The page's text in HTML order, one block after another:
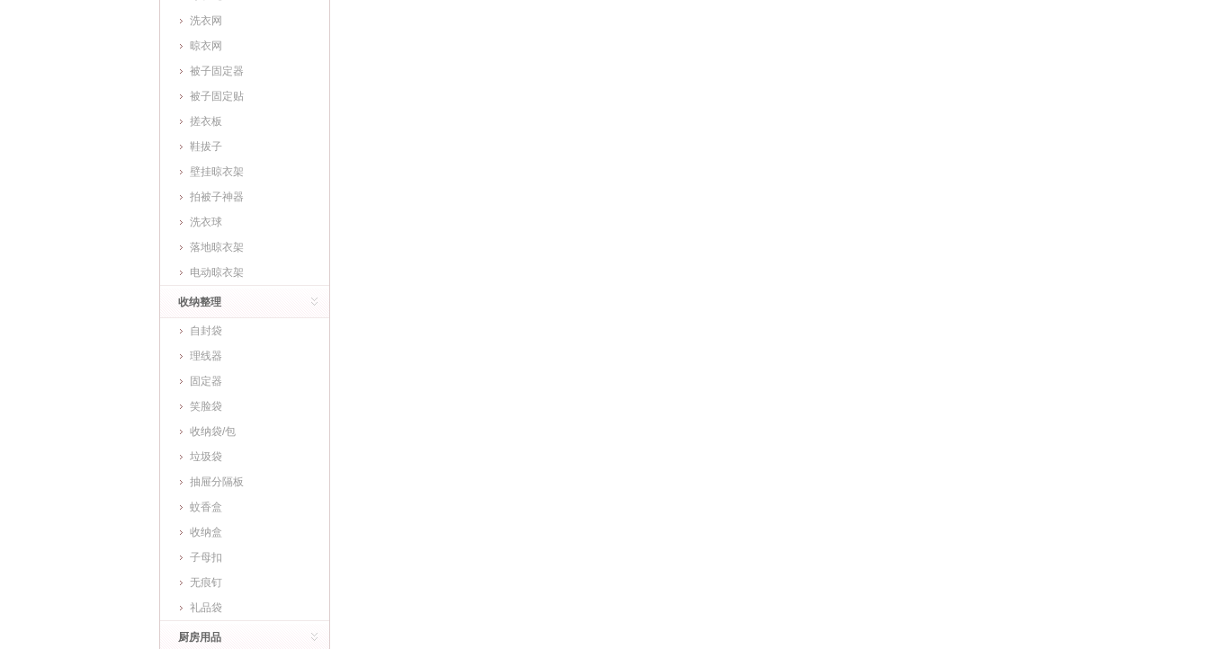
洗衣网
晾衣网
被子固定器
被子固定贴
搓衣板
鞋拔子
壁挂晾衣架
拍被子神器
洗衣球
落地晾衣架
电动晾衣架
收纳整理
自封袋
理线器
固定器
笑脸袋
收纳袋/包
垃圾袋
抽屉分隔板
蚊香盒
收纳盒
子母扣
无痕钉
礼品袋
厨房用品